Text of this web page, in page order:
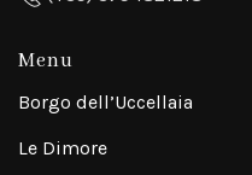
Menu
Borgo dell’Uccellaia
Le Dimore